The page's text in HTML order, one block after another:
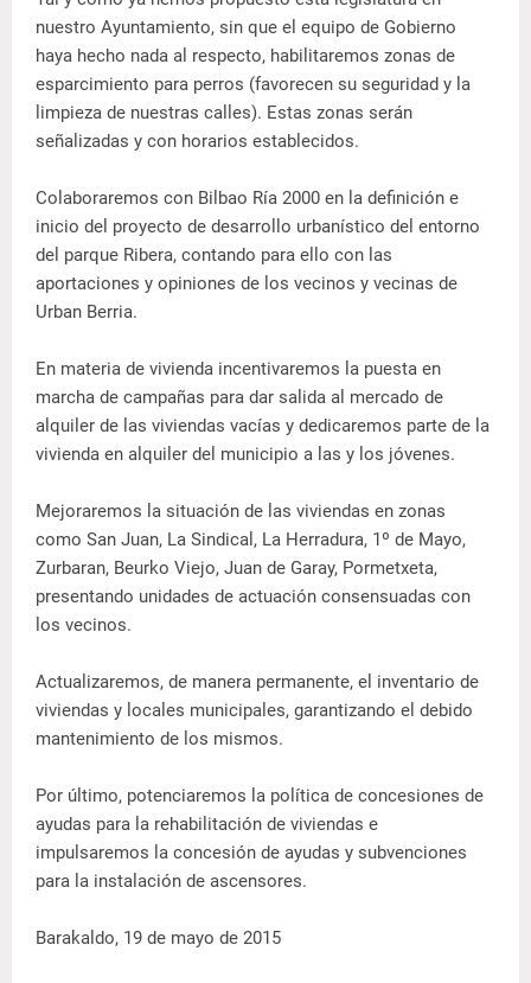
nuestro Ayuntamiento, sin que el equipo de Gobierno
haya hecho nada al respecto, habilitaremos zonas de
esparcimiento para perros (favorecen su seguridad y la
limpieza de nuestras calles). Estas zonas serán
señalizadas y con horarios establecidos.
Colaboraremos con Bilbao Ría 2000 en la definición e
inicio del proyecto de desarrollo urbanístico del entorno
del parque Ribera, contando para ello con las
aportaciones y opiniones de los vecinos y vecinas de
Urban Berria.
En materia de vivienda incentivaremos la puesta en
marcha de campañas para dar salida al mercado de
alquiler de las viviendas vacías y dedicaremos parte de la
vivienda en alquiler del municipio a las y los jóvenes.
Mejoraremos la situación de las viviendas en zonas
como San Juan, La Sindical, La Herradura, 1º de Mayo,
Zurbaran, Beurko Viejo, Juan de Garay, Pormetxeta,
presentando unidades de actuación consensuadas con
los vecinos.
Actualizaremos, de manera permanente, el inventario de
viviendas y locales municipales, garantizando el debido
mantenimiento de los mismos.
Por último, potenciaremos la política de concesiones de
ayudas para la rehabilitación de viviendas e
impulsaremos la concesión de ayudas y subvenciones
para la instalación de ascensores.
Barakaldo, 19 de mayo de 2015